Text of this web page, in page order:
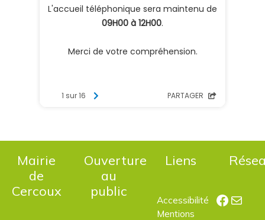
Mairie
de
Cercoux
Ouverture
au
public
Liens
Accessibilité
Mentions
E-mail